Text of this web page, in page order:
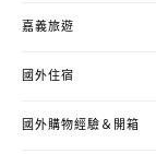
嘉義旅遊
國外住宿
國外購物經驗＆開箱